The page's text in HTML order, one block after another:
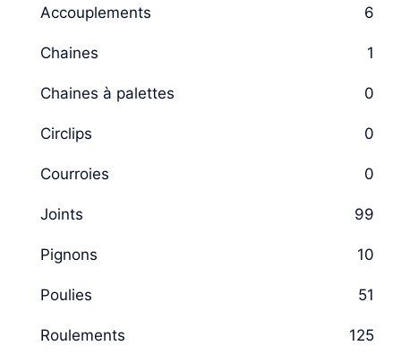
Accouplements 6
Chaines 1
Chaines à palettes 0
Circlips 0
Courroies 0
Joints 99
Pignons 10
Poulies 51
Roulements 125